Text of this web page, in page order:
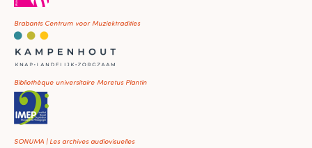
Brabants Centrum voor Muziektradities
Bibliothèque universitaire Moretus Plantin
SONUMA | Les archives audiovisuelles